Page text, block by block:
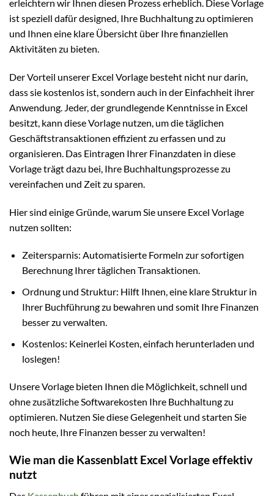
erleichtern wir Ihnen diesen Prozess erheblich. Diese Vorlage
ist speziell dafür designed, Ihre Buchhaltung zu optimieren
und Ihnen eine klare Übersicht über Ihre finanziellen
Aktivitäten zu bieten.
Der Vorteil unserer Excel Vorlage besteht nicht nur darin,
dass sie kostenlos ist, sondern auch in der Einfachheit ihrer
Anwendung. Jeder, der grundlegende Kenntnisse in Excel
besitzt, kann diese Vorlage nutzen, um die täglichen
Geschäftstransaktionen effizient zu erfassen und zu
organisieren. Das Eintragen Ihrer Finanzdaten in diese
Vorlage trägt dazu bei, Ihre Buchhaltungsprozesse zu
vereinfachen und Zeit zu sparen.
Hier sind einige Gründe, warum Sie unsere Excel Vorlage
nutzen sollten:
Zeitersparnis: Automatisierte Formeln zur sofortigen
Berechnung Ihrer täglichen Transaktionen.
Ordnung und Struktur: Hilft Ihnen, eine klare Struktur in
Ihrer Buchführung zu bewahren und somit Ihre Finanzen
besser zu verwalten.
Kostenlos: Keinerlei Kosten, einfach herunterladen und
loslegen!
Unsere Vorlage bieten Ihnen die Möglichkeit, schnell und
ohne zusätzliche Softwarekosten Ihre Buchhaltung zu
optimieren. Nutzen Sie diese Gelegenheit und starten Sie
noch heute, Ihre Finanzen besser zu verwalten!
Wie man die Kassenblatt Excel Vorlage effektiv
nutzt